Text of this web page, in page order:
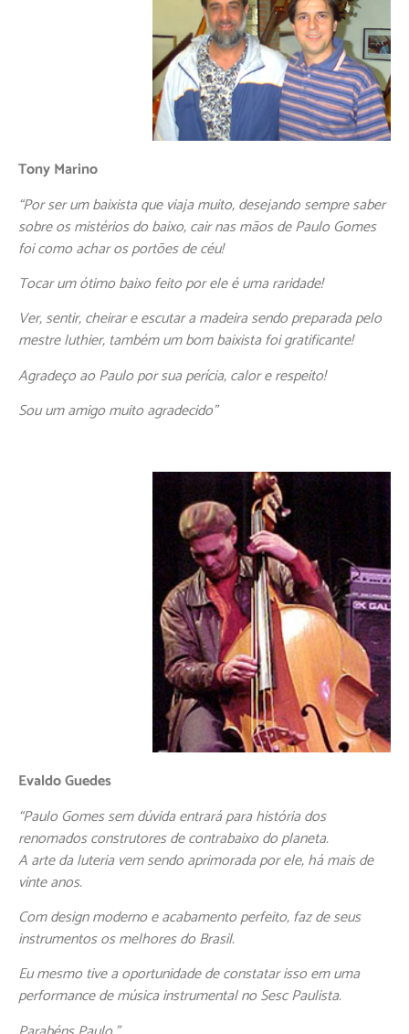
Tony Marino
“Por ser um baixista que viaja muito, desejando sempre saber
sobre os mistérios do baixo, cair nas mãos de Paulo Gomes
foi como achar os portões de céu!
Tocar um ótimo baixo feito por ele é uma raridade!
Ver, sentir, cheirar e escutar a madeira sendo preparada pelo
mestre luthier, também um bom baixista foi gratificante!
Agradeço ao Paulo por sua perícia, calor e respeito!
Sou um amigo muito agradecido”
Evaldo Guedes
“Paulo Gomes sem dúvida entrará para história dos
renomados construtores de contrabaixo do planeta.
A arte da luteria vem sendo aprimorada por ele, há mais de
vinte anos.
Com design moderno e acabamento perfeito, faz de seus
instrumentos os melhores do Brasil.
Eu mesmo tive a oportunidade de constatar isso em uma
performance de música instrumental no Sesc Paulista.